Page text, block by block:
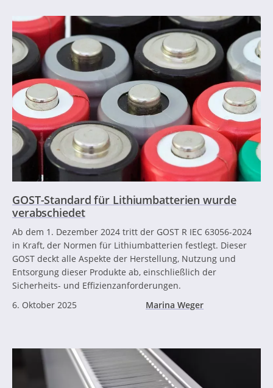
GOST-Standard für Lithiumbatterien wurde
verabschiedet
Ab dem 1. Dezember 2024 tritt der GOST R IEC 63056-2024
in Kraft, der Normen für Lithiumbatterien festlegt. Dieser
GOST deckt alle Aspekte der Herstellung, Nutzung und
Entsorgung dieser Produkte ab, einschließlich der
Sicherheits- und Effizienzanforderungen.
6. Oktober 2025
Marina Weger